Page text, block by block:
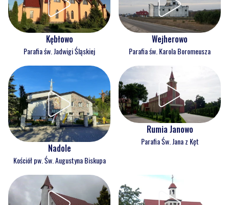
Kębłowo
Parafia św. Jadwigi Śląskiej
Wejherowo
Parafia św. Karola Boromeusza
Nadole
Kościół pw. Św. Augustyna Biskupa
Rumia Janowo
Parafia Św. Jana z Kęt